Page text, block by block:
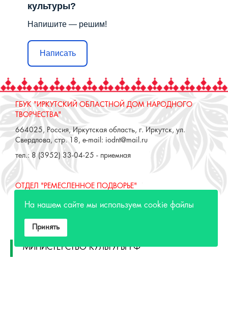
культуры?
Напишите — решим!
Написать
ГБУК "ИРКУТСКИЙ ОБЛАСТНОЙ ДОМ НАРОДНОГО
ТВОРЧЕСТВА"
664025, Россия, Иркутская область, г. Иркутск, ул.
Свердлова, стр. 18, e-mail: iodnt@mail.ru
тел.: 8 (3952) 33-04-25 - приемная
ОТДЕЛ "РЕМЕСЛЕННОЕ ПОДВОРЬЕ"
664025, Россия, Иркутская область, г. Иркутск, ул. 3 июля,
тел.: 8 (3952) 48-71-30
МИНИСТЕРСТВО КУЛЬТУРЫ РФ
На нашем сайте мы используем cookie файлы
Принять